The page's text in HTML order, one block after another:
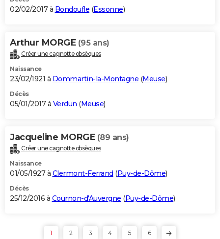
02/02/2017 à Bondoufle (Essonne)
Arthur MORGE (95 ans)
Créer une cagnotte obsèques
Naissance
23/02/1921 à Dommartin-la-Montagne (Meuse)
Décès
05/01/2017 à Verdun (Meuse)
Jacqueline MORGE (89 ans)
Créer une cagnotte obsèques
Naissance
01/05/1927 à Clermont-Ferrand (Puy-de-Dôme)
Décès
25/12/2016 à Cournon-d'Auvergne (Puy-de-Dôme)
1 2 3 4 5 6